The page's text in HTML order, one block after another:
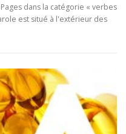
dans la catégorie « verbes
est situé à l'extérieur des